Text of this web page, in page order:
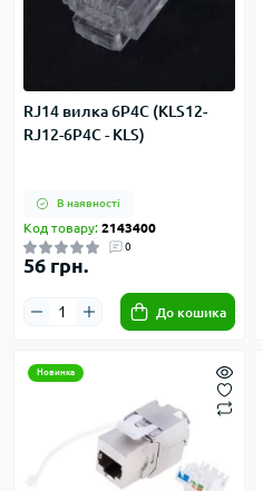
RJ14 вилка 6P4C (KLS12-
RJ12-6P4C - KLS)
В наявності
Код товару: 2143400
0
56 грн.
До кошика
Новинка